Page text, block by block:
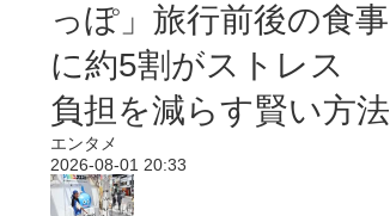
っぽ」旅行前後の食事
に約5割がストレス
負担を減らす賢い方法
エンタメ
2026-08-01 20:33